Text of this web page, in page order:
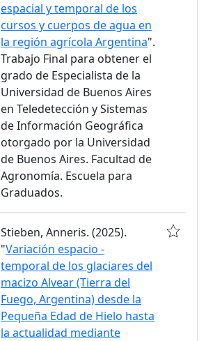
espacial y temporal de los
cursos y cuerpos de agua en
la región agrícola Argentina".
Trabajo Final para obtener el
grado de Especialista de la
Universidad de Buenos Aires
en Teledetección y Sistemas
de Información Geográfica
otorgado por la Universidad
de Buenos Aires. Facultad de
Agronomía. Escuela para
Graduados.
Stieben, Anneris. (2025).
"Variación espacio -
temporal de los glaciares del
macizo Alvear (Tierra del
Fuego, Argentina) desde la
Pequeña Edad de Hielo hasta
la actualidad mediante